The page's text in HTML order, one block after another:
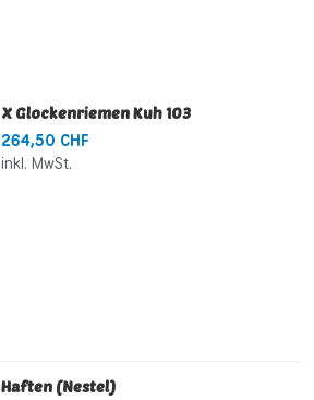
X Glockenriemen Kuh 103
264,50 CHF
inkl. MwSt.
Haften (Nestel)